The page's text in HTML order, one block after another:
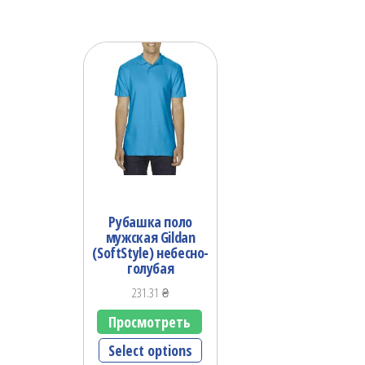
Рубашка поло
мужская Gildan
(SoftStyle) небесно-
голубая
231.31₴
Просмотреть
Select options